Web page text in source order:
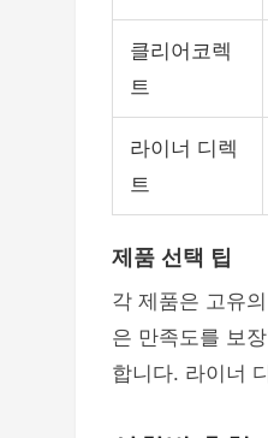
클리어코렉
트
라이너 디렉
트
제품 선택 팁
각 제품은 고유
은 만족도를 보
합니다. 라이너